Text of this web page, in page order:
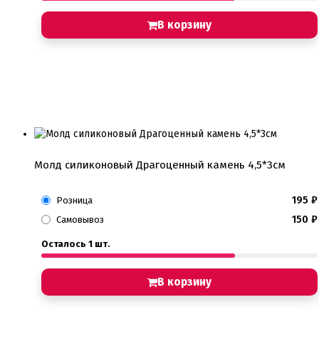
В корзину
Молд силиконовый Драгоценный камень 4,5*3см
Розница 195 ₽
Самовывоз 150 ₽
Осталось 1 шт.
В корзину